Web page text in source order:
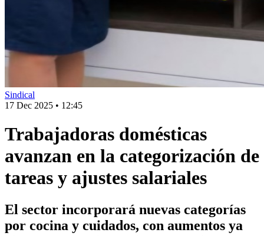
Sindical
17 Dec 2025 • 12:45
Trabajadoras domésticas
avanzan en la categorización de
tareas y ajustes salariales
El sector incorporará nuevas categorías
por cocina y cuidados, con aumentos ya